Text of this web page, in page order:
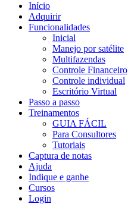
Início
Adquirir
Funcionalidades
Inicial
Manejo por satélite
Multifazendas
Controle Financeiro
Controle individual
Escritório Virtual
Passo a passo
Treinamentos
GUIA FÁCIL
Para Consultores
Tutoriais
Captura de notas
Ajuda
Indique e ganhe
Cursos
Login